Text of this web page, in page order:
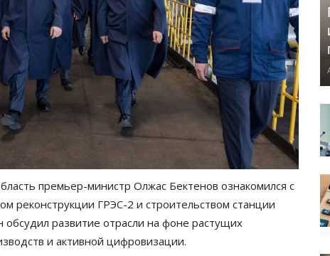
премьер-министр Олжас Бектенов ознакомился с
реконструкции ГРЭС-2 и строительством станции
обсудил развитие отрасли на фоне растущих
и активной цифровизации.